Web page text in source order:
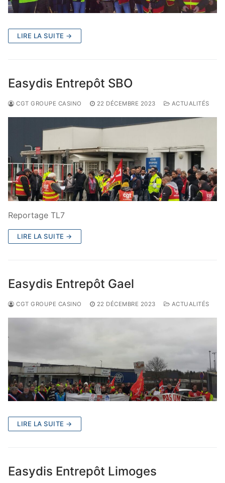
LIRE LA SUITE →
Easydis Entrepôt SBO
CGT GROUPE CASINO 22 DÉCEMBRE 2023 ACTUALITÉS
Reportage TL7
LIRE LA SUITE →
Easydis Entrepôt Gael
CGT GROUPE CASINO 22 DÉCEMBRE 2023 ACTUALITÉS
LIRE LA SUITE →
Easydis Entrepôt Limoges